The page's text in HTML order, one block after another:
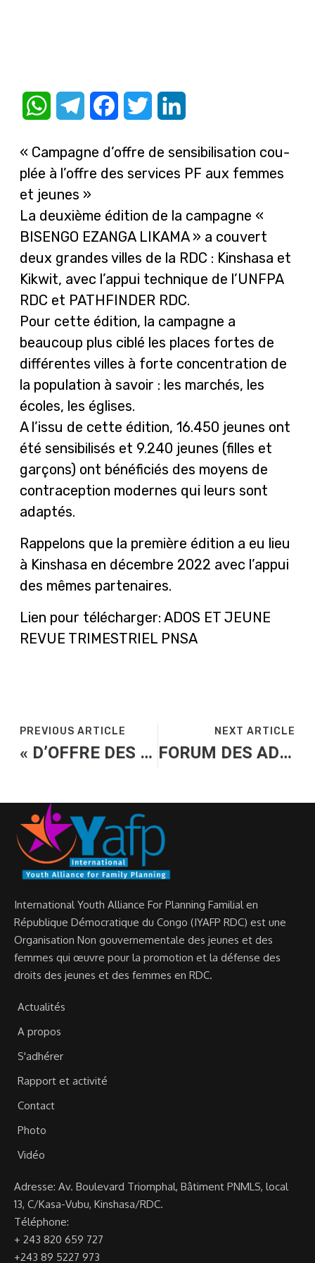
WhatsAppTelegramFacebookTwitter
« Campagne d’offre de sensibilisation cou-
plée à l’offre des services PF aux femmes
et jeunes »
La deuxième édition de la campagne «
BISENGO EZANGA LIKAMA » a couvert
deux grandes villes de la RDC : Kinshasa et
Kikwit, avec l’appui technique de l’UNFPA
RDC et PATHFINDER RDC.
Pour cette édition, la campagne a
beaucoup plus ciblé les places fortes de
différentes villes à forte concentration de
la population à savoir : les marchés, les
écoles, les églises.
A l’issu de cette édition, 16.450 jeunes ont
été sensibilisés et 9.240 jeunes (filles et
garçons) ont bénéficiés des moyens de
contraception modernes qui leurs sont
adaptés.
Rappelons que la première édition a eu lieu
à Kinshasa en décembre 2022 avec l’appui
des mêmes partenaires.
Lien pour télécharger: ADOS ET JEUNE
REVUE TRIMESTRIEL PNSA
PREVIOUS ARTICLE
« D’OFFRE DES SERVICES PF AUX FEMMES ET JEUNES EN RDC AVEC L’AP- PUI TECHNIQUE DE L’UNFPA RDC »
NEXT ARTICLE
FORUM DES ADOLESCENTS ET JEUNES SUR LA SANTE SEXUELLE ET REPRODUCTIVE
International Youth Alliance For Planning Familial en
République Démocratique du Congo (IYAFP RDC) est une
Organisation Non gouvernementale des jeunes et des
femmes qui œuvre pour la promotion et la défense des
droits des jeunes et des femmes en RDC.
Actualités
A propos
S'adhérer
Rapport et activité
Contact
Photo
Vidéo
Adresse: Av. Boulevard Triomphal, Bâtiment PNMLS, local
13, C/Kasa-Vubu, Kinshasa/RDC.
Téléphone:
+ 243 820 659 727
+243 89 5227 973